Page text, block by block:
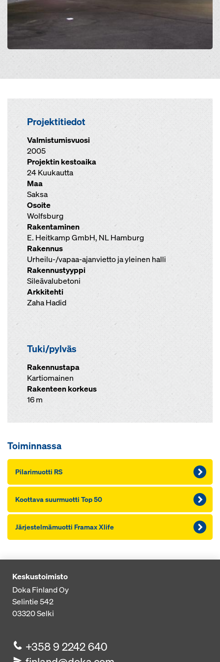
Projektitiedot
Valmistumisvuosi
2005
Projektin kestoaika
24 Kuukautta
Maa
Saksa
Osoite
Wolfsburg
Rakentaminen
E. Heitkamp GmbH, NL Hamburg
Rakennus
Urheilu-/vapaa-ajanvietto ja yleinen halli
Rakennustyyppi
Sileävalubetoni
Arkkitehti
Zaha Hadid
Tuki/pylväs
Rakennustapa
Kartiomainen
Rakenteen korkeus
16 m
Toiminnassa
Pi­la­ri­muot­ti RS
Koot­ta­va suur­muot­ti Top 50
Jär­jes­tel­mä­muot­ti Framax Xlife
Keskustoimisto
Doka Finland Oy
Selintie 542
03320Selki
+358 9 2242 640